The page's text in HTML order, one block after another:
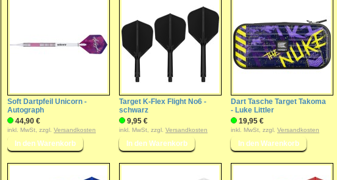
Soft Dartpfeil Unicorn -
Autograph
44,90 €
inkl. MwSt, zzgl. Versandkosten
Target K-Flex Flight No6 -
schwarz
9,95 €
inkl. MwSt, zzgl. Versandkosten
Dart Tasche Target Takoma
- Luke Littler
19,95 €
inkl. MwSt, zzgl. Versandkosten